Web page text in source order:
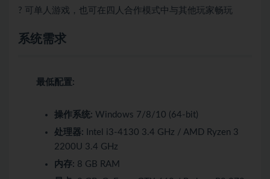
? 可单人游戏，也可在四人合作模式中与其他玩家畅玩
系统需求
最低配置:
操作系统: Windows 7/8/10 (64-bit)
处理器: Intel i3-4130 3.4 GHz / AMD Ryzen 3
2200U 3.4 GHz
内存: 8 GB RAM